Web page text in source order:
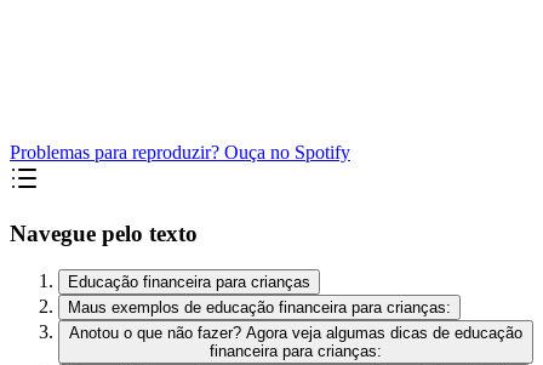
Problemas para reproduzir? Ouça no Spotify
Navegue pelo texto
Educação financeira para crianças
Maus exemplos de educação financeira para crianças:
Anotou o que não fazer? Agora veja algumas dicas de educação
financeira para crianças: